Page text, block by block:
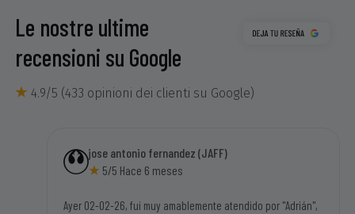
Le nostre ultime
recensioni su Google
4.9/5 (433 opinioni dei clienti su Google)
jose antonio fernandez (JAFF)
5/5 Hace 6 meses
Ayer 02-02-26, fui muy amablemente atendido por "Adrián",